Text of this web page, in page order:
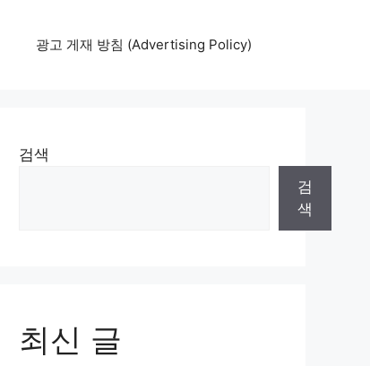
광고 게재 방침 (Advertising Policy)
검색
검
색
최신 글